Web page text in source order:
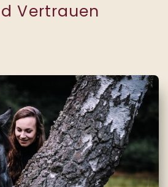
Vertrauen